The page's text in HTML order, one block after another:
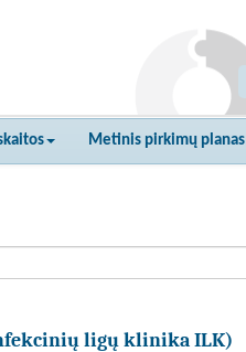
Metinis pirkimų planas
ligų klinika ILK)